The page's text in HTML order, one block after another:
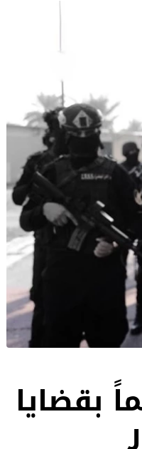
يعتقل 15 متهماً بقضايا